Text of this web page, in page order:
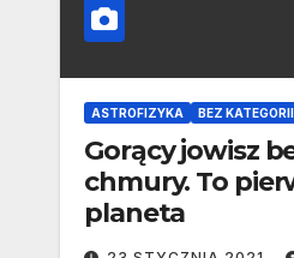
ASTROFIZYKA BEZ KATEGORII
Gorący jowisz
chmury. To
planeta